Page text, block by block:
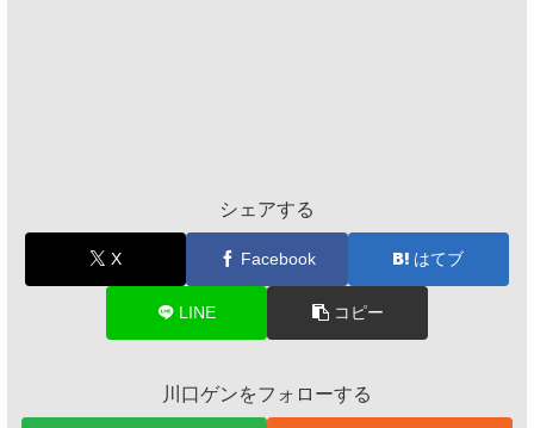
シェアする
X Facebook はてブ
LINE コピー
川口ゲンをフォローする